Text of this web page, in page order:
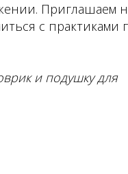
Приглашаем
с практиками
и подушку для